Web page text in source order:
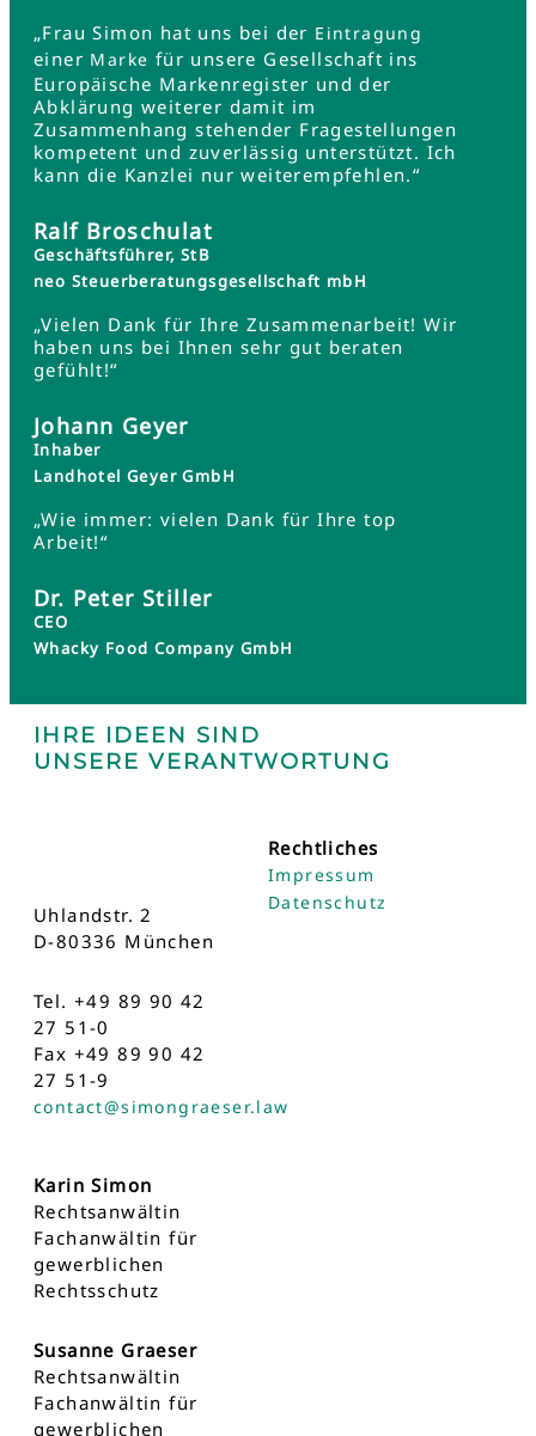
„Frau Simon hat uns bei der Eintragung
einer Marke für unsere Gesellschaft ins
Europäische Markenregister und der
Abklärung weiterer damit im
Zusammenhang stehender Fragestellungen
kompetent und zuverlässig unterstützt. Ich
kann die Kanzlei nur weiterempfehlen.“
Ralf Broschulat
Geschäftsführer, StB
neo Steuerberatungsgesellschaft mbH
„Vielen Dank für Ihre Zusammenarbeit! Wir
haben uns bei Ihnen sehr gut beraten
gefühlt!“
Johann Geyer
Inhaber
Landhotel Geyer GmbH
„Wie immer: vielen Dank für Ihre top
Arbeit!“
Dr. Peter Stiller
CEO
Whacky Food Company GmbH
IHRE IDEEN SIND
UNSERE VERANTWORTUNG
Uhlandstr. 2
D-80336 München
Tel. +49 89 90 42
27 51-0
Fax +49 89 90 42
27 51-9
contact@simongraeser.law
Karin Simon
Rechtsanwältin
Fachanwältin für
gewerblichen
Rechtsschutz
Susanne Graeser
Rechtsanwältin
Fachanwältin für
gewerblichen
Rechtliches
Impressum
Datenschutz